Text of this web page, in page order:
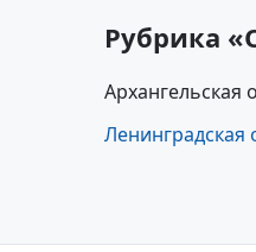
Рубрика
Архангельская
Ленинградская